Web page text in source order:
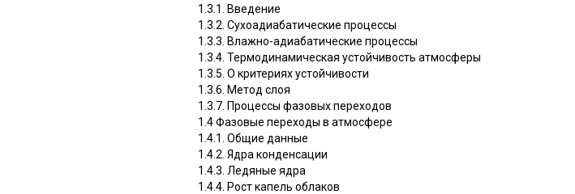
1.3.1. Введение
1.3.2. Сухоадиабатические процессы
1.3.3. Влажно-адиабатические процессы
1.3.4. Термодинамическая устойчивость атмосферы
1.3.5. О критериях устойчивости
1.3.6. Метод слоя
1.3.7. Процессы фазовых переходов
1.4 Фазовые переходы в атмосфере
1.4.1. Общие данные
1.4.2. Ядра конденсации
1.4.3. Ледяные ядра
1.4.4. Рост капель облаков